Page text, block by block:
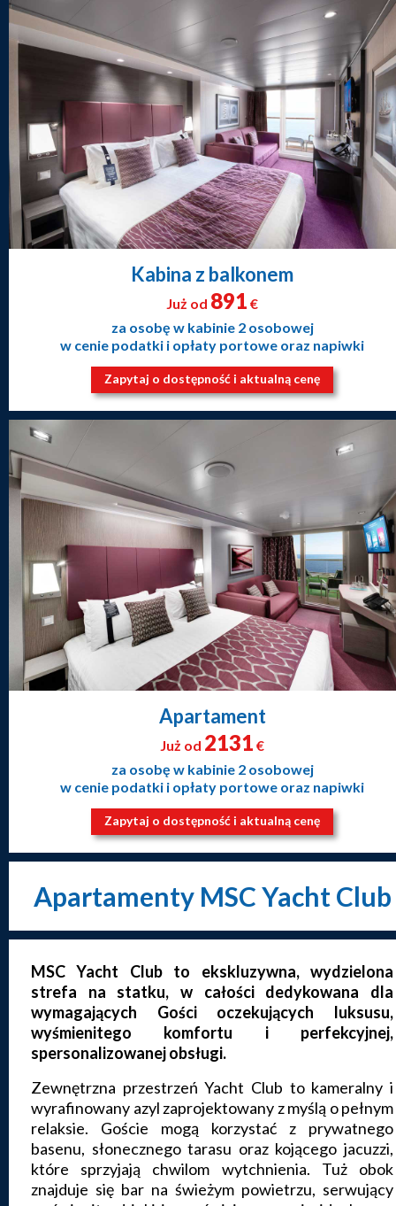
Kabina z balkonem
Już od 891 €
za osobę w kabinie 2 osobowej
w cenie podatki i opłaty portowe oraz napiwki
Zapytaj o dostępność i aktualną cenę
Apartament
Już od 2131 €
za osobę w kabinie 2 osobowej
w cenie podatki i opłaty portowe oraz napiwki
Zapytaj o dostępność i aktualną cenę
Apartamenty MSC Yacht Club
MSC Yacht Club to ekskluzywna, wydzielona
strefa na statku, w całości dedykowana dla
wymagających Gości oczekujących luksusu,
wyśmienitego komfortu i perfekcyjnej,
spersonalizowanej obsługi.
Zewnętrzna przestrzeń Yacht Club to kameralny i
wyrafinowany azyl zaprojektowany z myślą o pełnym
relaksie. Goście mogą korzystać z prywatnego
basenu, słonecznego tarasu oraz kojącego jacuzzi,
które sprzyjają chwilom wytchnienia. Tuż obok
znajduje się bar na świeżym powietrzu, serwujący